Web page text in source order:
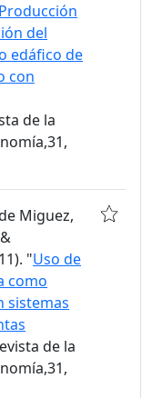
Producción
del
edáfico de
con
de la
Miguez,
"Uso de
como
sistemas
de la